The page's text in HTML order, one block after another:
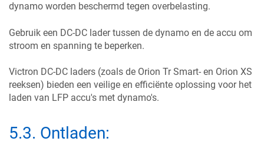
dynamo worden beschermd tegen overbelasting.
Gebruik een DC-DC lader tussen de dynamo en de accu om
stroom en spanning te beperken.
Victron DC-DC laders (zoals de Orion Tr Smart- en Orion XS
reeksen) bieden een veilige en efficiënte oplossing voor het
laden van LFP accu's met dynamo's.
5.3. Ontladen: